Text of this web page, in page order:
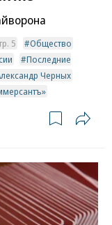
5
Общество
Последние
Черных